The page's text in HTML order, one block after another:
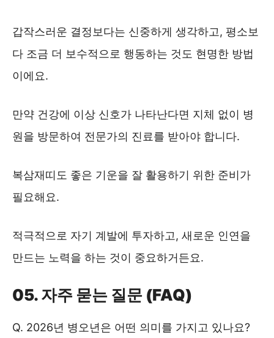
갑작스러운 결정보다는 신중하게 생각하고, 평소보
다 조금 더 보수적으로 행동하는 것도 현명한 방법
이에요.
만약 건강에 이상 신호가 나타난다면 지체 없이 병
원을 방문하여 전문가의 진료를 받아야 합니다.
복삼재띠도 좋은 기운을 잘 활용하기 위한 준비가
필요해요.
적극적으로 자기 계발에 투자하고, 새로운 인연을
만드는 노력을 하는 것이 중요하거든요.
05. 자주 묻는 질문 (FAQ)
Q. 2026년 병오년은 어떤 의미를 가지고 있나요?